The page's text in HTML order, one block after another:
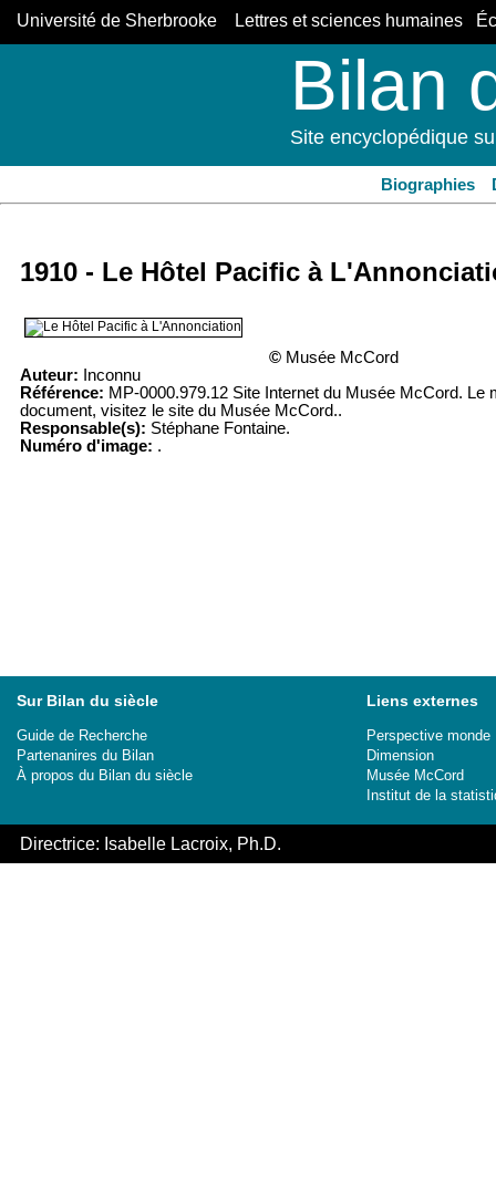
Université de Sherbrooke Lettres et sciences humaines
Bilan
Site encyclopédique
Biographies
1910 - Le Hôtel Pacific à
© Musée McCord
Auteur: Inconnu
Référence: MP-0000.979.12 Site Internet du Musée McCord.
document, visitez le site du Musée McCord..
Responsable(s): Stéphane Fontaine.
Numéro d'image: .
Sur Bilan du siècle
Guide de Recherche
Partenanires du Bilan
À propos du Bilan du siècle
Liens externes
Perspective monde
Dimension
Musée McCord
Institut de la
Directrice: Isabelle Lacroix, Ph.D.